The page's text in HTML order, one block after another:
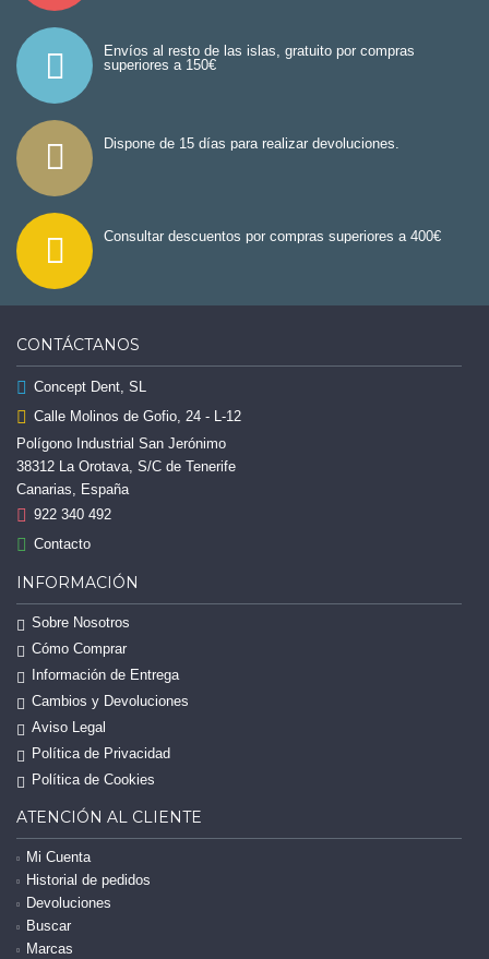
Envíos al resto de las islas, gratuito por compras
superiores a 150€
Dispone de 15 días para realizar devoluciones.
Consultar descuentos por compras superiores a 400€
CONTÁCTANOS
Concept Dent, SL
Calle Molinos de Gofio, 24 - L-12
Polígono Industrial San Jerónimo
38312 La Orotava, S/C de Tenerife
Canarias, España
922 340 492
Contacto
INFORMACIÓN
Sobre Nosotros
Cómo Comprar
Información de Entrega
Cambios y Devoluciones
Aviso Legal
Política de Privacidad
Política de Cookies
ATENCIÓN AL CLIENTE
Mi Cuenta
Historial de pedidos
Devoluciones
Buscar
Marcas